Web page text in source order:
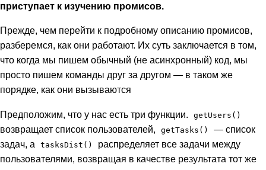
приступает к изучению промисов.
Прежде, чем перейти к подробному описанию промисов,
разберемся, как они работают. Их суть заключается в том,
что когда мы пишем обычный (не асинхронный) код, мы
просто пишем команды друг за другом — в таком же
порядке, как они вызываются
Предположим, что у нас есть три функции. getUsers()
возвращает список пользователей, getTasks()
— список
задач, а
tasksDist()
распределяет все задачи между
пользователями, возвращая в качестве результата тот же